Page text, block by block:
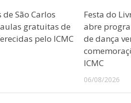
São Carlos
gratuitas de
pelo ICMC
Festa do
abre
de dança
ICMC
06/08/2026